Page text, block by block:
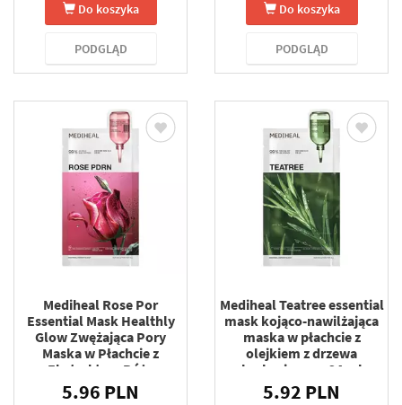
Do koszyka
PODGLĄD
Do koszyka
PODGLĄD
Mediheal Rose Por
Essential Mask Healthly
Glow Zwężająca Pory
Maska w Płachcie z
Ekstraktem Róży
Damasceńskiej 24 ml
5.96 PLN
Mediheal Teatree essential
mask kojąco-nawilżająca
maska w płachcie z
olejkiem z drzewa
herbacianego 24 ml
5.92 PLN